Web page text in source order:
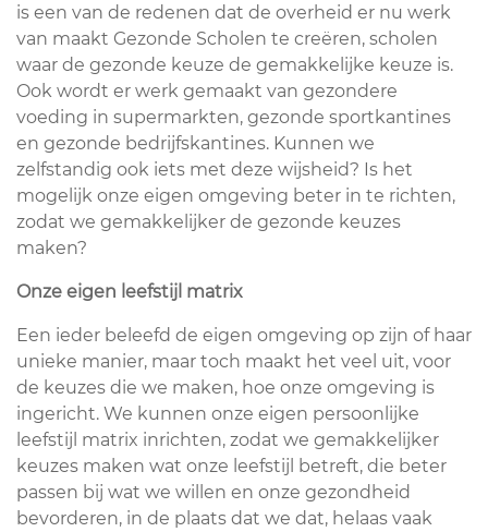
is een van de redenen dat de overheid er nu werk
van maakt Gezonde Scholen te creëren, scholen
waar de gezonde keuze de gemakkelijke keuze is.
Ook wordt er werk gemaakt van gezondere
voeding in supermarkten, gezonde sportkantines
en gezonde bedrijfskantines. Kunnen we
zelfstandig ook iets met deze wijsheid? Is het
mogelijk onze eigen omgeving beter in te richten,
zodat we gemakkelijker de gezonde keuzes
maken?
Onze eigen leefstijl matrix
Een ieder beleefd de eigen omgeving op zijn of haar
unieke manier, maar toch maakt het veel uit, voor
de keuzes die we maken, hoe onze omgeving is
ingericht. We kunnen onze eigen persoonlijke
leefstijl matrix inrichten, zodat we gemakkelijker
keuzes maken wat onze leefstijl betreft, die beter
passen bij wat we willen en onze gezondheid
bevorderen, in de plaats dat we dat, helaas vaak